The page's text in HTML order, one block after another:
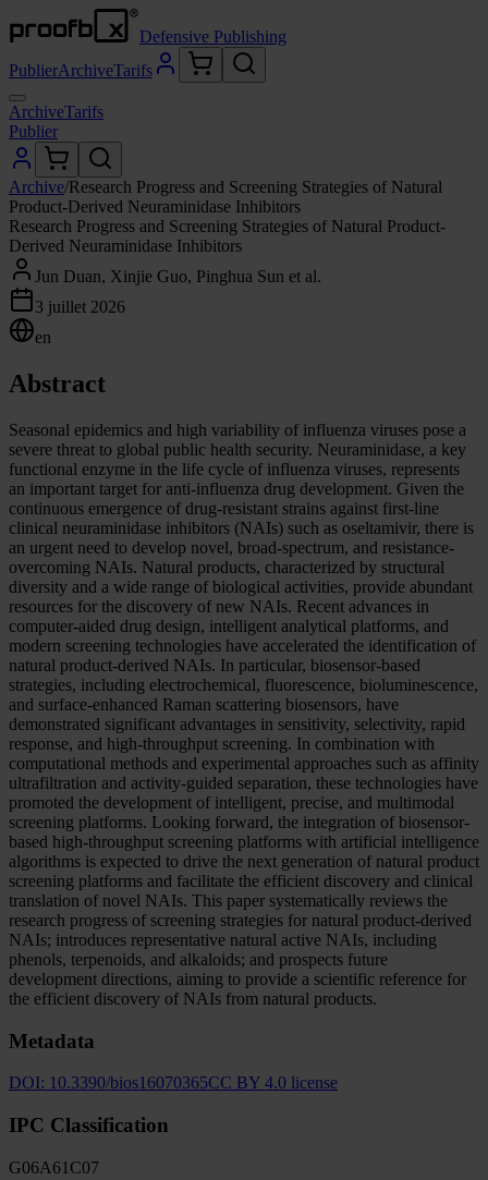
Defensive Publishing
PublierArchiveTarifs
ArchiveTarifs
Publier
Archive/Research Progress and Screening Strategies of Natural
Product-Derived Neuraminidase Inhibitors
Research Progress and Screening Strategies of Natural Product-
Derived Neuraminidase Inhibitors
Jun Duan, Xinjie Guo, Pinghua Sun et al.
3 juillet 2026
en
Abstract
Seasonal epidemics and high variability of influenza viruses pose a
severe threat to global public health security. Neuraminidase, a key
functional enzyme in the life cycle of influenza viruses, represents
an important target for anti-influenza drug development. Given the
continuous emergence of drug-resistant strains against first-line
clinical neuraminidase inhibitors (NAIs) such as oseltamivir, there is
an urgent need to develop novel, broad-spectrum, and resistance-
overcoming NAIs. Natural products, characterized by structural
diversity and a wide range of biological activities, provide abundant
resources for the discovery of new NAIs. Recent advances in
computer-aided drug design, intelligent analytical platforms, and
modern screening technologies have accelerated the identification of
natural product-derived NAIs. In particular, biosensor-based
strategies, including electrochemical, fluorescence, bioluminescence,
and surface-enhanced Raman scattering biosensors, have
demonstrated significant advantages in sensitivity, selectivity, rapid
response, and high-throughput screening. In combination with
computational methods and experimental approaches such as affinity
ultrafiltration and activity-guided separation, these technologies have
promoted the development of intelligent, precise, and multimodal
screening platforms. Looking forward, the integration of biosensor-
based high-throughput screening platforms with artificial intelligence
algorithms is expected to drive the next generation of natural product
screening platforms and facilitate the efficient discovery and clinical
translation of novel NAIs. This paper systematically reviews the
research progress of screening strategies for natural product-derived
NAIs; introduces representative natural active NAIs, including
phenols, terpenoids, and alkaloids; and prospects future
development directions, aiming to provide a scientific reference for
the efficient discovery of NAIs from natural products.
Metadata
DOI: 10.3390/bios16070365CC BY 4.0 license
IPC Classification
G06A61 C07